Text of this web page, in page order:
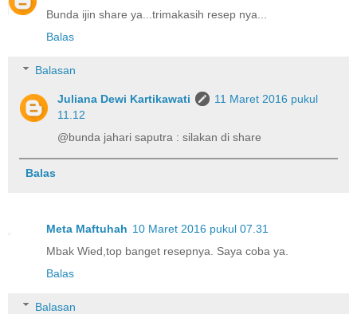
Bunda ijin share ya...trimakasih resep nya...
Balas
Balasan
Juliana Dewi Kartikawati
11 Maret 2016 pukul
11.12
@bunda jahari saputra : silakan di share
Balas
Meta Maftuhah 10 Maret 2016 pukul 07.31
Mbak Wied,top banget resepnya. Saya coba ya.
Balas
Balasan